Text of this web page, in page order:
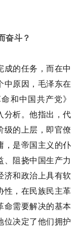
奋斗？
的任务，而在中
中原因，毛泽东在
和中国共产党》
分析。他指出，代
级的上层，即官僚
，是帝国主义的仆
、阻挠中国生产力
济和政治上具有软
性，在民族民主革
命需要解决的基本
位决定了他们拥护